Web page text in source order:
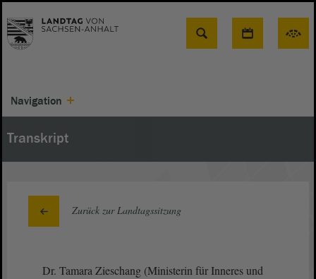
Suche
Navigation
Transkript
Zurück zur Landtagssitzung
Dr. Tamara Zieschang (Ministerin für Inneres und